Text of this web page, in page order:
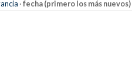
·fecha (primero los más nuevos)